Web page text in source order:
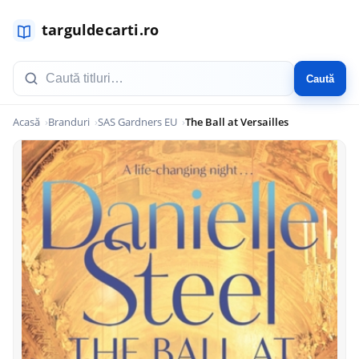
Caută
Acasă Branduri SAS Gardners EU The Ball at Versailles